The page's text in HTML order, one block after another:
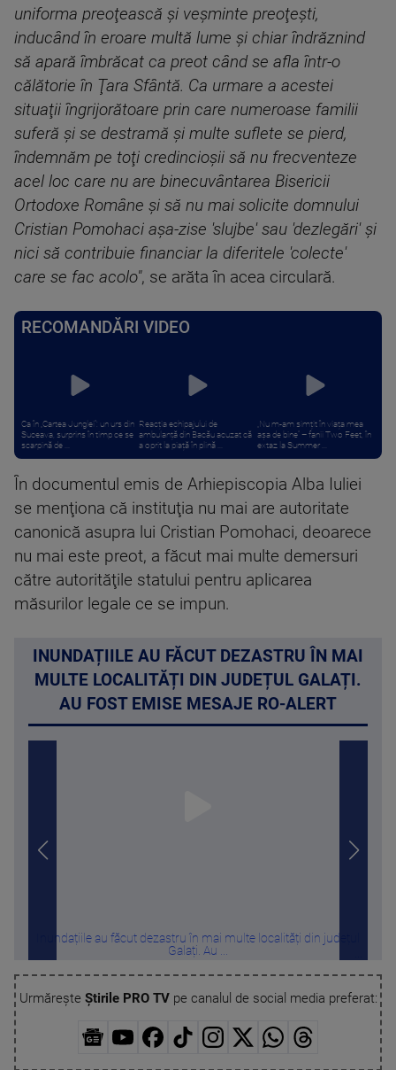
uniforma preoţească şi veşminte preoţeşti,
inducând în eroare multă lume şi chiar îndrăznind
să apară îmbrăcat ca preot când se afla într-o
călătorie în Ţara Sfântă. Ca urmare a acestei
situaţii îngrijorătoare prin care numeroase familii
suferă şi se destramă şi multe suflete se pierd,
îndemnăm pe toţi credincioşii să nu frecventeze
acel loc care nu are binecuvântarea Bisericii
Ortodoxe Române şi să nu mai solicite domnului
Cristian Pomohaci aşa-zise 'slujbe' sau 'dezlegări' şi
nici să contribuie financiar la diferitele 'colecte'
care se fac acolo", se arăta în acea circulară.
RECOMANDĂRI VIDEO
Ca în „Cartea Junglei”: un urs din
Suceava, surprins în timp ce se
scarpină de ...
Reacția echipajului de
ambulanță din Bacău acuzat că
a oprit la piață în plină ...
„Nu m-am simțit în viața mea
așa de bine” – fanii Two Feet, în
extaz la Summer ...
În documentul emis de Arhiepiscopia Alba Iuliei
se menţiona că instituţia nu mai are autoritate
canonică asupra lui Cristian Pomohaci, deoarece
nu mai este preot, a făcut mai multe demersuri
către autorităţile statului pentru aplicarea
măsurilor legale ce se impun.
INUNDAȚIILE AU FĂCUT DEZASTRU ÎN MAI
MULTE LOCALITĂȚI DIN JUDEȚUL GALAȚI.
AU FOST EMISE MESAJE RO-ALERT
Inundațiile au făcut dezastru în mai multe localități din județul
Galați. Au ...
Urmărește Știrile PRO TVpe canalul de social media preferat: